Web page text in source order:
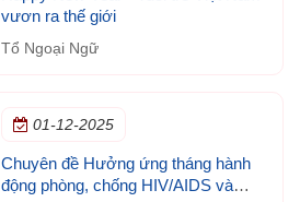
vươn ra thế giới
Tổ Ngoại Ngữ
01-12-2025
Chuyên đề Hưởng ứng tháng hành
động phòng, chống HIV/AIDS và